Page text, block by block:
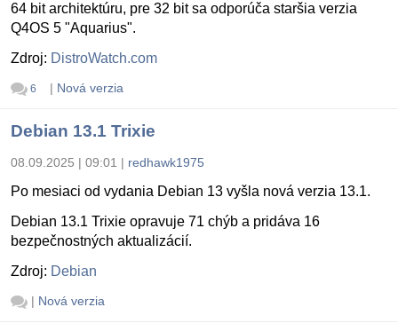
64 bit architektúru, pre 32 bit sa odporúča staršia verzia
Q4OS 5 "Aquarius".
Zdroj: DistroWatch.com
6 | Nová verzia
Debian 13.1 Trixie
08.09.2025 | 09:01 | redhawk1975
Po mesiaci od vydania Debian 13 vyšla nová verzia 13.1.
Debian 13.1 Trixie opravuje 71 chýb a pridáva 16
bezpečnostných aktualizácií.
Zdroj: Debian
| Nová verzia